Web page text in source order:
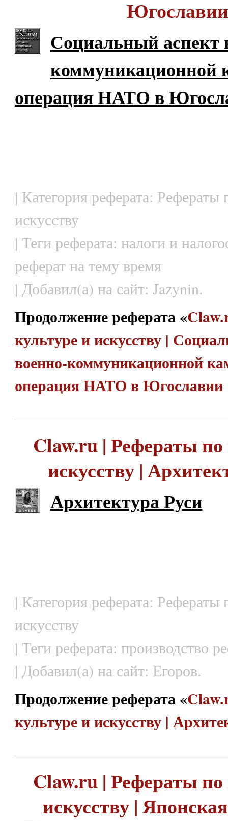
Югославии
Социальный аспект
коммуникационной
операция НАТО в
| Категория реферата: Рефераты
искусству
| Теги реферата: налоги и
реферат на тему время
| Добавил(а) на сайт: Jazynin.
Продолжение реферата «
культуре и искусству |
военно-коммуникационной
операция НАТО в
Claw.ru | Рефераты по
искусству |
Архитектура Руси
| Категория реферата: Рефераты
искусству
| Теги реферата: производство
| Добавил(а) на сайт: Егоров.
Продолжение реферата «
культуре и искусству |
Claw.ru | Рефераты по
искусству |